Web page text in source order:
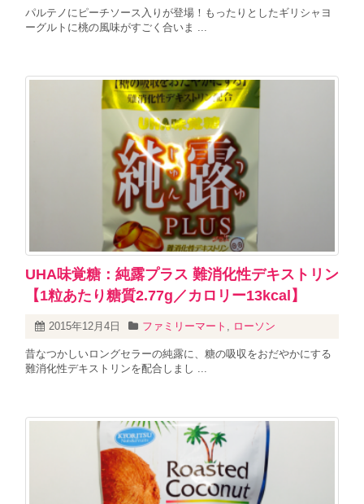
パルテノにピーチソース入りが登場！もったりとしたギリシャヨ
ーグルトに桃の風味がすごく合いま ...
UHA味覚糖：純露プラス 難消化性デキストリン
【1粒あたり糖質2.77g／カロリー13kcal】
2015年12月4日 ファミリーマート , ローソン
昔なつかしいロングセラーの純露に、糖の吸収をおだやかにする
難消化性デキストリンを配合しまし ...